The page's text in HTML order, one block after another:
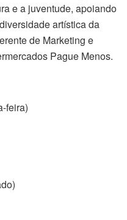
e a juventude, apoiando
artística da
de Marketing e
Pague Menos.
feira)